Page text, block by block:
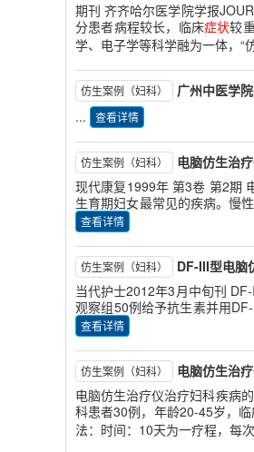
期刊 齐齐哈尔医学院学报
分患者病程较长，临床症状较
学、电子学等科学融为一体，“
仿生案例（妇科） 广州中医学
...
查看详情
仿生案例（妇科） 电脑仿生治
现代康复1999年 第3卷 第2期
生育期妇女最常见的疾病。慢
查看详情
仿生案例（妇科） DF-III型电脑
当代护士2012年3月中旬刊
观察组50例给予抗生素并用
查看详情
仿生案例（妇科） 电脑仿生治
电脑仿生治疗仪治疗妇科疾病
科患者30例，年龄20-45岁，
法：时间：10天为一疗程，每